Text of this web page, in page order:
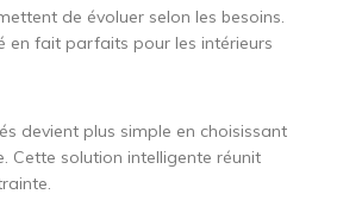
de évoluer selon les besoins.
en fait parfaits pour les intérieurs
devient plus simple en choisissant
Cette solution intelligente réunit